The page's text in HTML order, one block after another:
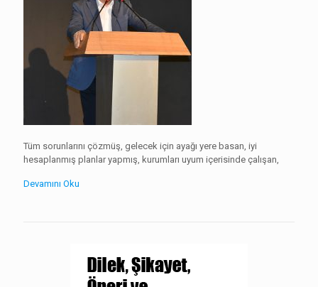
Tüm sorunlarını çözmüş, gelecek için ayağı yere basan, iyi
hesaplanmış planlar yapmış, kurumları uyum içerisinde çalışan,
Devamını Oku